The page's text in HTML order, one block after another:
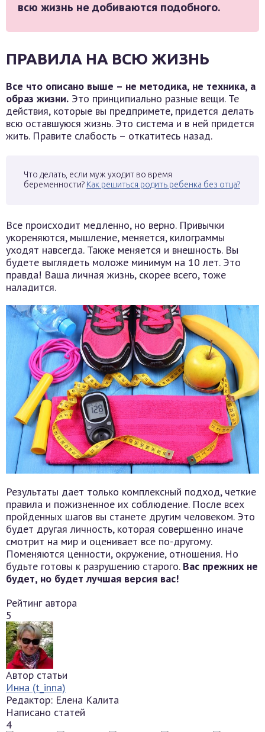
всю жизнь не добиваются подобного.
ПРАВИЛА НА ВСЮ ЖИЗНЬ
Все что описано выше – не методика, не техника, а
образ жизни. Это принципиально разные вещи. Те
действия, которые вы предпримете, придется делать
всю оставшуюся жизнь. Это система и в ней придется
жить. Правите слабость – откатитесь назад.
Что делать, если муж уходит во время
беременности? Как решиться родить ребенка без отца?
Все происходит медленно, но верно. Привычки
укореняются, мышление, меняется, килограммы
уходят навсегда. Также меняется и внешность. Вы
будете выглядеть моложе минимум на 10 лет. Это
правда! Ваша личная жизнь, скорее всего, тоже
наладится.
Результаты дает только комплексный подход, четкие
правила и пожизненное их соблюдение. После всех
пройденных шагов вы станете другим человеком. Это
будет другая личность, которая совершенно иначе
смотрит на мир и оценивает все по-другому.
Поменяются ценности, окружение, отношения. Но
будьте готовы к разрушению старого. Вас прежних не
будет, но будет лучшая версия вас!
Рейтинг автора
5
Автор статьи
Инна (t_inna)
Редактор: Елена Калита
Написано статей
4